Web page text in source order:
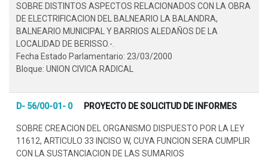
SOBRE DISTINTOS ASPECTOS RELACIONADOS CON LA OBRA
DE ELECTRIFICACION DEL BALNEARIO LA BALANDRA,
BALNEARIO MUNICIPAL Y BARRIOS ALEDAÑOS DE LA
LOCALIDAD DE BERISSO.-.
Fecha Estado Parlamentario: 23/03/2000
Bloque: UNION CIVICA RADICAL
D- 56/00-01- 0 PROYECTO DE SOLICITUD DE INFORMES
SOBRE CREACION DEL ORGANISMO DISPUESTO POR LA LEY
11612, ARTICULO 33 INCISO W, CUYA FUNCION SERA CUMPLIR
CON LA SUSTANCIACION DE LAS SUMARIOS